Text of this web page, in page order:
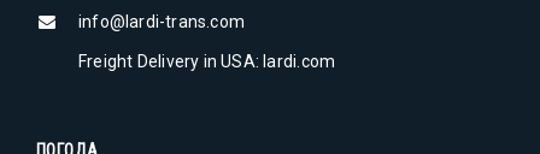
info@lardi-trans.com
Freight Delivery in USA: lardi.com